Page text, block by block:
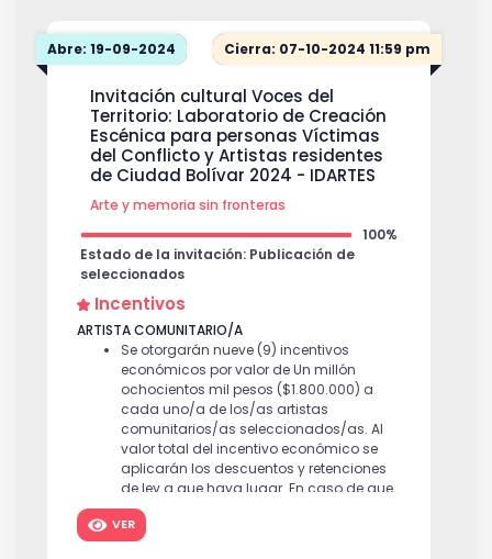
Abre: 19-09-2024 Cierra: 07-10-2024 11:59 pm
Invitación cultural Voces del
Territorio: Laboratorio de Creación
Escénica para personas Víctimas
del Conflicto y Artistas residentes
de Ciudad Bolívar 2024 - IDARTES
Arte y memoria sin fronteras
100%
Estado de la invitación: Publicación de
seleccionados
Incentivos
ARTISTA COMUNITARIO/A
Se otorgarán nueve (9) incentivos
económicos por valor de Un millón
ochocientos mil pesos ($1.800.000) a
cada uno/a de los/as artistas
comunitarios/as seleccionados/as. Al
valor total del incentivo económico se
aplicarán los descuentos y retenciones
de ley a que haya lugar. En caso de que
alguna de las categorías quede
desierta, el comité evaluador podrá
recomendar asignar los recursos a la
VER